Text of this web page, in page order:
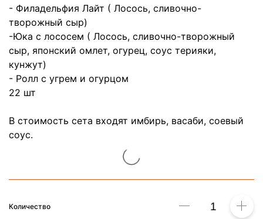
- Филадельфия Лайт ( Лосось, сливочно-
творожный сыр)
-Юка с лососем ( Лосось, сливочно-творожный
сыр, японский омлет, огурец, соус терияки,
кунжут)
- Ролл с угрем и огурцом
22 шт
В стоимость сета входят имбирь, васаби, соевый
соус.
Количество